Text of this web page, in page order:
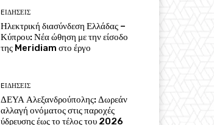
EΙΔΗΣΕΙΣ
Ηλεκτρική διασύνδεση Ελλάδας –
Κύπρου: Νέα ώθηση με την είσοδο
της Meridiam στο έργο
EΙΔΗΣΕΙΣ
ΔΕΥΑ Αλεξανδρούπολης: Δωρεάν
αλλαγή ονόματος στις παροχές
ύδρευσης έως το τέλος του 2026